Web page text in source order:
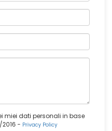
miei dati personali in base
- Privacy Policy